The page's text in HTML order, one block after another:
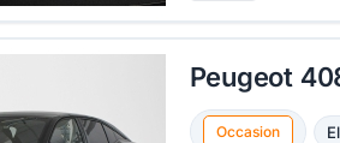
Peugeot
Occasion